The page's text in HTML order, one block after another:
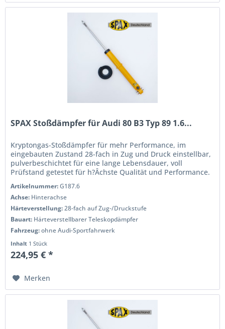
SPAX Stoßdämpfer für Audi 80 B3 Typ 89 1.6...
Kryptongas-Stoßdämpfer für mehr Performance, im
eingebauten Zustand 28-fach in Zug und Druck einstellbar,
pulverbeschichtet für eine lange Lebensdauer, voll
Prüfstand getestet für h?Âchste Qualität und Performance.
Artikelnummer:G187.6
Achse: Hinterachse
Härteverstellung:28-fach auf Zug-/Druckstufe
Bauart: Härteverstellbarer Teleskopdämpfer
Fahrzeug:ohne Audi-Sportfahrwerk
Inhalt 1 Stück
224,95 € *
Merken